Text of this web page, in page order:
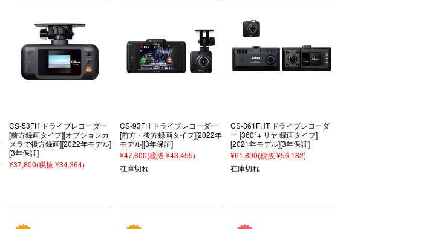
CS-53FH ドライブレコーダー
[前方録画タイプ][オプションカ
メラで後方録画][2022年モデル]
[3年保証]
¥37,800(税抜 ¥34,364)
CS-93FH ドライブレコーダー
[前方・後方録画タイプ][2022年
モデル][3年保証]
¥47,800(税抜 ¥43,455)
在庫切れ
CS-361FHT ドライブレコーダ
ー [360°+ リヤ 録画タイプ]
[2021年モデル][3年保証]
¥61,800(税抜 ¥56,182)
在庫切れ